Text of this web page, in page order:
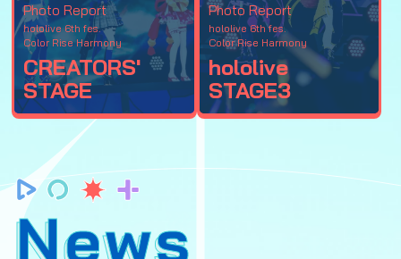
Photo Report
hololive 6th fes.
Color Rise Harmony
CREATORS'
STAGE
Photo Report
hololive 6th fes.
Color Rise Harmony
hololive
STAGE3
News